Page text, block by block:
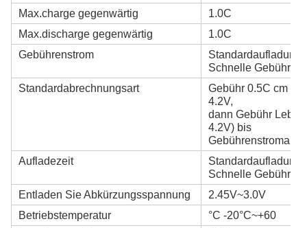
Max.charge gegenwärtig
1.0C
Max.discharge gegenwärtig
1.0C
Gebührenstrom
Standardaufladung:
Schnelle Gebühr:
Standardabrechnungsart
Gebühr 0.5C cm
4.2V,
dann Gebühr
4.2V) bis
Aufladezeit
Schnelle Gebühr: 2
Entladen Sie Abkürzungsspannung
2.45V~3.0V
Betriebstemperatur
°C -20°C~+60